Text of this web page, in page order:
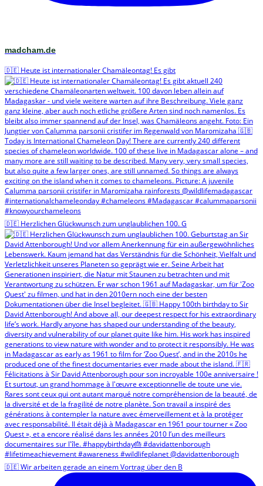
madcham.de
🇩🇪 Heute ist internationaler Chamäleontag! Es gibt
🇩🇪 Herzlichen Glückwunsch zum unglaublichen 100. G
🇩🇪 Wir arbeiten gerade an einem Vortrag über den B